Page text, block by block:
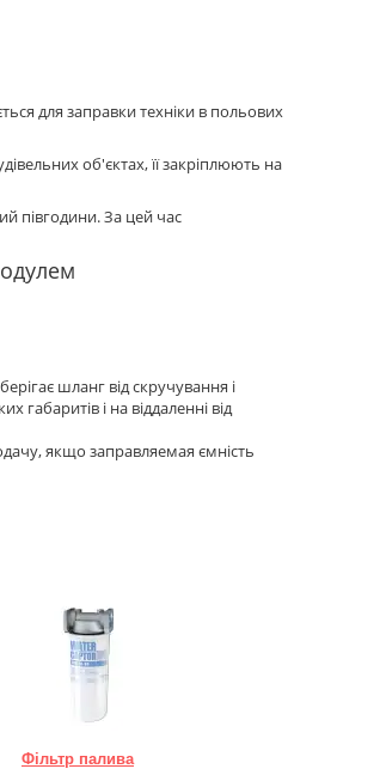
для заправки техніки в польових
об'єктах, її закріплюють на
півгодини. За цей час
шланг від скручування і
і на віддаленні від
якщо заправляемая ємність
Фільтр палива